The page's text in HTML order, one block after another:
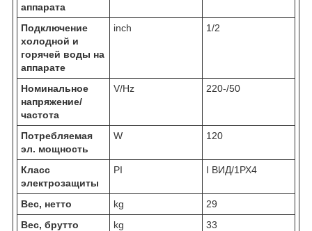
аппарата
Подключение
холодной и
горячей воды на
аппарате
inch 1/2
Номинальное
напряжение/
частота
V/Hz 220-/50
Потребляемая
эл. мощность
W 120
Класс
электрозащиты
PI I ВИД/1РХ4
Вес, нетто kg
29
Вес, брутто
kg
33